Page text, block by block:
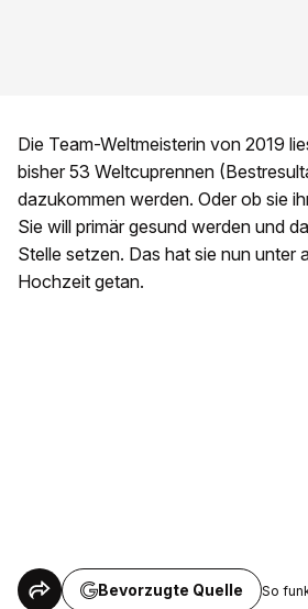
Die Team-Weltmeisterin von 2019
bisher 53 Weltcuprennen
dazukommen werden. Oder ob sie
Sie will primär gesund werden und
Stelle setzen. Das hat sie nun unter
Hochzeit getan.
Bevorzugte Quelle So